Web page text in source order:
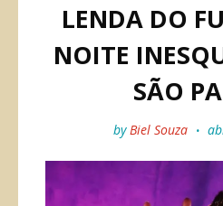
LENDA DO
NOITE
SÃO
byBiel Souza